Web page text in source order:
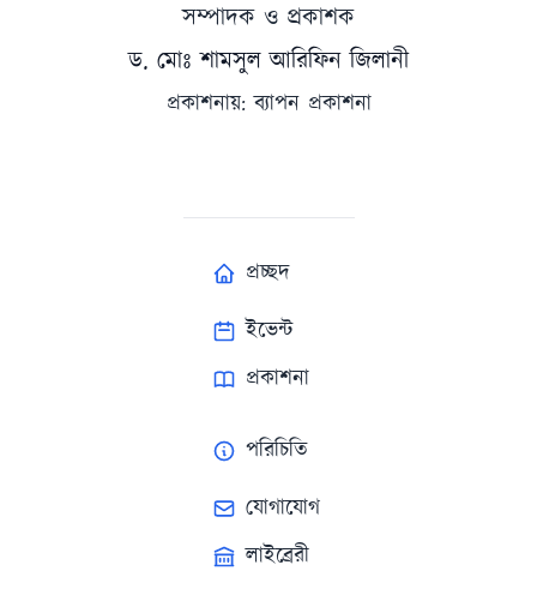
সম্পাদক ও প্রকাশক
ড. মোঃ শামসুল আরিফিন জিলানী
প্রকাশনায়: ব্যাপন প্রকাশনা
প্রচ্ছদ
ইভেন্ট
প্রকাশনা
পরিচিতি
যোগাযোগ
লাইব্রেরী